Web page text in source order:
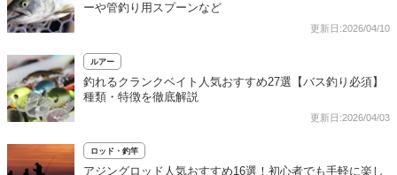
ーや管釣り用スプーンなど
更新日:2026/04/10
ルアー
釣れるクランクベイト人気おすすめ27選【バス釣り必須】
種類・特徴を徹底解説
更新日:2026/04/03
ロッド・釣竿
アジングロッド人気おすすめ16選！初心者でも手軽に楽し